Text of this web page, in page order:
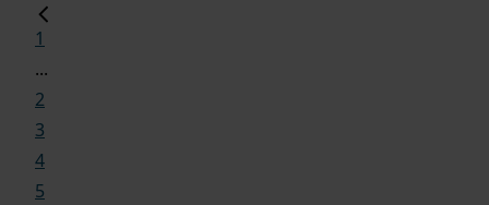
1
...
2
3
4
5